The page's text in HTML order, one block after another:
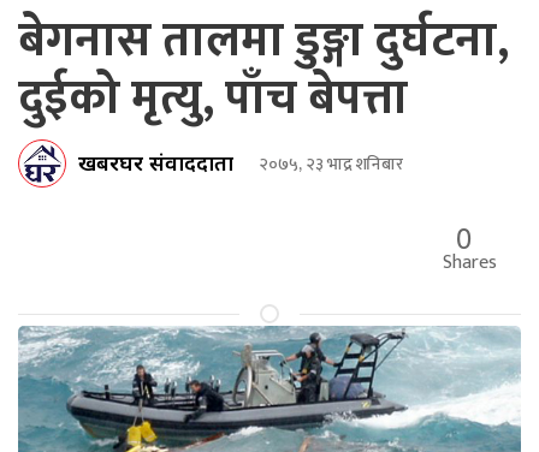
बेगनास तालमा डुङ्गा दुर्घटना,
दुईको मृत्यु, पाँच बेपत्ता
खबरघर संवाददाता २०७५, २३ भाद्र शनिबार
0
Shares